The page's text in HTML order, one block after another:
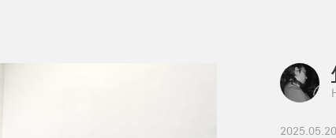
2025.05.20